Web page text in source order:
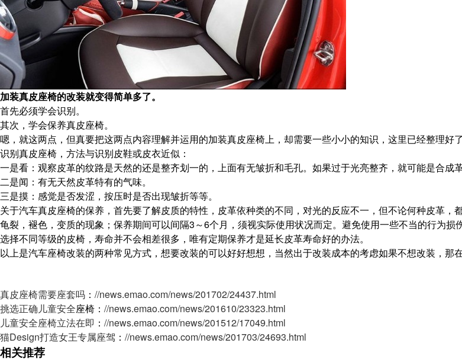
加装真皮座椅的改装就变得简单多了。
首先必须学会识别。
其次，学会保养真皮座椅。
嗯，就这两点，但真要把这两点内容理解并运用的加装真皮座椅上，却需要一些小小的知识，这里已经整理好
识别真皮座椅，方法与识别皮鞋或皮衣近似：
一是看：观察皮革的纹路是天然的还是整齐划一的，上面有无皱折和毛孔。如果过于光亮整齐，就可能是合成革
二是闻：有无天然皮革特有的气味。
三是摸：感觉是否发涩，按压时是否出现皱折等等。
关于汽车真皮座椅的保养，首先要了解皮质的特性，皮革依种类的不同，对光的反应不一，但不论何种皮革
龟裂，褪色，变质的现象；保养期间可以间隔3～6个月，须视实际使用状况而定。避免使用一些不当的行为损
选择不同等级的皮椅，寿命并不会相差很多，唯有定期保养才是延长皮革寿命好的办法。
以上是汽车座椅改装的两种常见方式，想要改装的可以好好想想，当然出于改装成本的考虑如果不想改装，那
真皮座椅需要座套吗 ： //news.emao.com/news/201702/24437.html
挑选正确儿童安全座椅： //news.emao.com/news/201610/23323.html
儿童安全座椅立法在即 ： //news.emao.com/news/201512/17049.html
猫Design打造女王专属座驾 ： //news.emao.com/news/201703/24693.html
相关推荐